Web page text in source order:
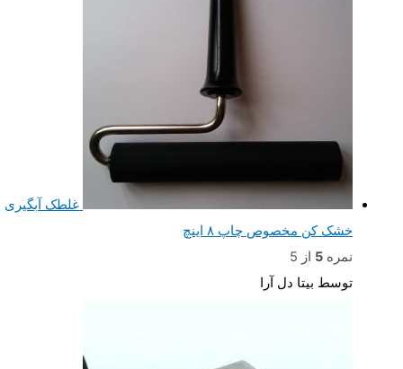
غلطک آبگیری
خشک کن مخصوص چاپ ۸ اینچ
نمره5از 5
توسط بیتا دل آرا